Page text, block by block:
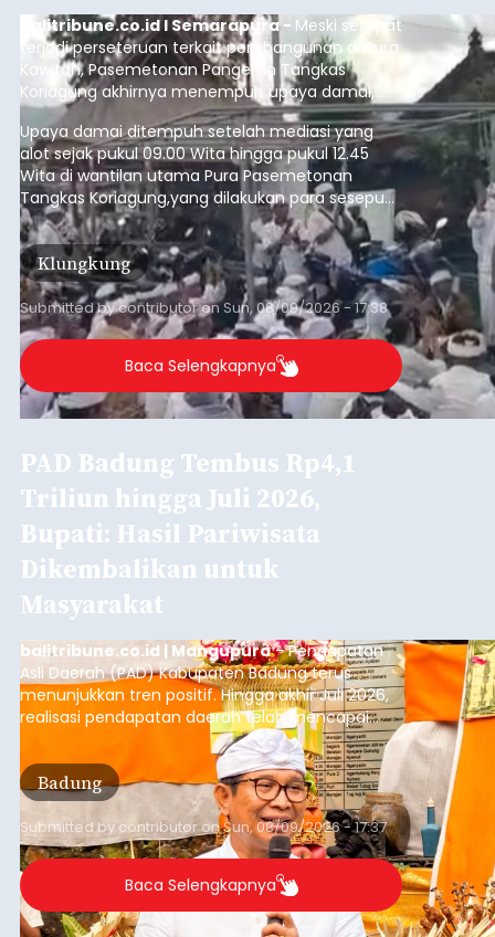
balitribune.co.id I Semarapura - Meski sempat
terjadi perseteruan terkait pembangunan di Pura
Kawitan, Pasemetonan Pangeran Tangkas
Koriagung akhirnya menempuh upaya damai,
pada Minggu (9/8/2026).
Upaya damai ditempuh setelah mediasi yang
alot sejak pukul 09.00 Wita hingga pukul 12.45
Wita di wantilan utama Pura Pasemetonan
Tangkas Koriagung,yang dilakukan para sesepuh
kedua belah pihak yang berseberangan.
Klungkung
Submitted bycontributoronSun, 08/09/2026 - 17:38
Baca Selengkapnya
PAD Badung Tembus Rp4,1
Triliun hingga Juli 2026,
Bupati: Hasil Pariwisata
Dikembalikan untuk
Masyarakat
balitribune.co.id | Mangupura- Pendapatan
Asli Daerah (PAD) Kabupaten Badung terus
menunjukkan tren positif. Hingga akhir Juli 2026,
realisasi pendapatan daerah telah mencapai
Rp4,1 triliun atau rata-rata sekitar Rp730 miliar
per bulan, meningkat signifikan dibandingkan
rata-rata penerimaan sebelumnya yang berkisar
Rp350 miliar hingga Rp400 miliar per bulan.
Badung
Submitted by contributoronSun, 08/09/2026 - 17:37
Baca Selengkapnya